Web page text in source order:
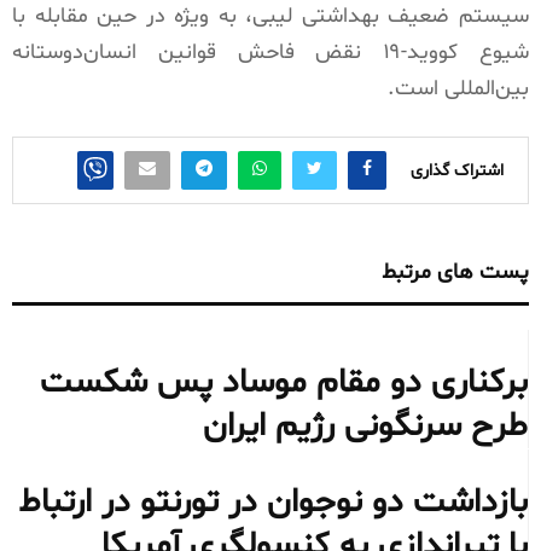
سیستم ضعیف بهداشتی لیبی، به ویژه در حین مقابله با
شیوع کووید-۱۹ نقض فاحش قوانین انسان‌دوستانه
بین‌المللی است.
اشتراک گذاری
پست های مرتبط
برکناری دو مقام موساد پس شکست
طرح سرنگونی رژیم ایران
بازداشت دو نوجوان در تورنتو در ارتباط